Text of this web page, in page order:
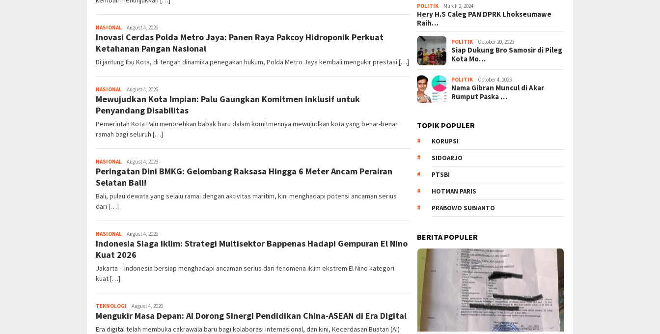
NASIONAL August 4, 2026
Inovasi Cerdas Polda Metro Jaya: Panen Raya Pakcoy Hidroponik Perkuat
Ketahanan Pangan Nasional
Di jantung Ibu Kota, di tengah dinamika penegakan hukum, Polda Metro Jaya kembali mengukir prestasi […]
NASIONAL August 4, 2026
Mewujudkan Kota Impian: Palu Gaungkan Komitmen Inklusif untuk
Penyandang Disabilitas
Pemerintah Kota Palu menorehkan babak baru dalam komitmennya mewujudkan kota yang benar-benar
ramah bagi seluruh […]
NASIONAL August 4, 2026
Peringatan Dini BMKG: Gelombang Raksasa Hingga 6 Meter Ancam Perairan
Selatan Bali!
Bali, pulau dewata yang selalu ramai dengan aktivitas maritim, kini menghadapi potensi ancaman serius
dari […]
NASIONAL August 4, 2026
Indonesia Siaga Iklim: Strategi Multisektor Bappenas Hadapi Gempuran El Nino
Kuat 2026
Jakarta – Indonesia bersiap menghadapi ancaman serius dari fenomena iklim ekstrem El Nino kategori
kuat […]
TEKNOLOGI August 4, 2026
Mengukir Masa Depan: AI Dorong Sinergi Pendidikan China-ASEAN di Era Digital
Era digital telah membuka cakrawala baru bagi kolaborasi internasional, dan kini, Kecerdasan Buatan (AI)
POLITIK March 2, 2024
Hery H.S Caleg PAN DPRK Lhokseumawe
Raih…
POLITIK October 20, 2023
Siap Dukung Bro Samosir di Pileg
Kota Mo…
POLITIK October 4, 2023
Nama Gibran Muncul di Akar
Rumput Paska …
TOPIK POPULER
KORUPSI
SIDOARJO
PTSBI
HOTMAN PARIS
PRABOWO SUBIANTO
BERITA POPULER